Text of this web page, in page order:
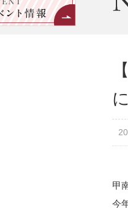
甲
今